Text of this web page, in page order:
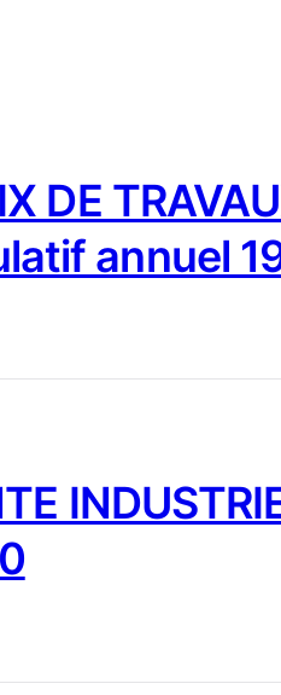
DE
annuel